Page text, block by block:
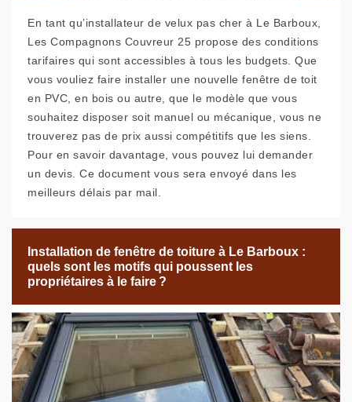
En tant qu’installateur de velux pas cher à Le Barboux,
Les Compagnons Couvreur 25 propose des conditions
tarifaires qui sont accessibles à tous les budgets. Que
vous vouliez faire installer une nouvelle fenêtre de toit
en PVC, en bois ou autre, que le modèle que vous
souhaitez disposer soit manuel ou mécanique, vous ne
trouverez pas de prix aussi compétitifs que les siens.
Pour en savoir davantage, vous pouvez lui demander
un devis. Ce document vous sera envoyé dans les
meilleurs délais par mail.
Installation de fenêtre de toiture à Le Barboux :
quels sont les motifs qui poussent les
propriétaires à le faire ?